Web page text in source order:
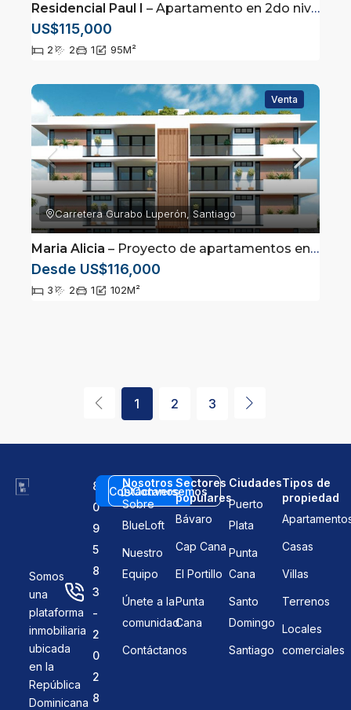
Residencial Paul I – Apartamento en 2do nivel ubicado en Ensanche Bermudez, Santiago
US$115,000
2 2 1 95M²
Venta
Carretera Gurabo Luperón, Santiago
Maria Alicia – Proyecto de apartamentos en Gurabo, Santiago
Desde US$116,000
3 2 1 102M²
1 2 3
Somos
una
plataforma
inmobiliaria
ubicada
en la
República
Dominicana
8
0
9
5
8
3
-
2
0
2
8
Contáctanos
Conversemos
Nosotros
Sobre
BlueLoft
Nuestro
Equipo
Únete a la
comunidad
Contáctanos
Sectores
populares
Bávaro
Cap Cana
El Portillo
Punta
Cana
Ciudades
Puerto
Plata
Punta
Cana
Santo
Domingo
Santiago
Tipos de
propiedad
Casas
Villas
Terrenos
Locales
comerciales